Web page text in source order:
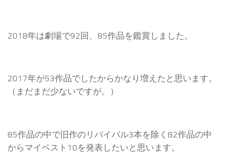
2018年は劇場で92回、85作品を鑑賞しました。
2017年が53作品でしたからかなり増えたと思います。
（まだまだ少ないですが。）
85作品の中で旧作のリバイバル3本を除く82作品の中
からマイベスト10を発表したいと思います。